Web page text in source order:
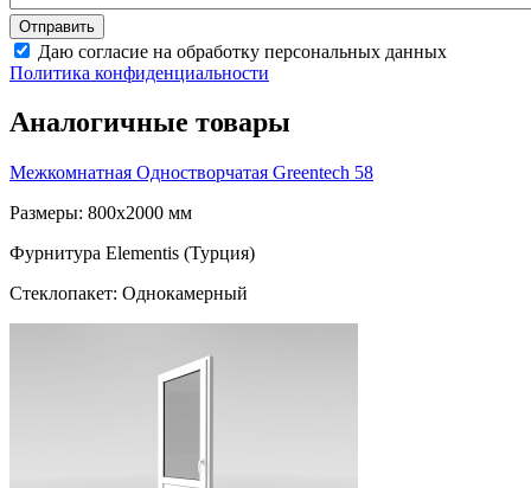
Даю согласие на обработку персональных данных
Политика конфиденциальности
Аналогичные товары
Межкомнатная Одностворчатая Greentech 58
Размеры: 800x2000 мм
Фурнитура Elementis (Турция)
Стеклопакет: Однокамерный